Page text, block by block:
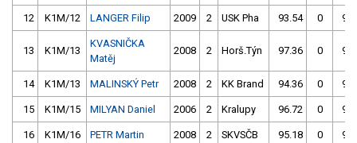
12 K1M/12 LANGER Filip 2009 2 USK Pha 93.54 0
13 K1M/13
KVASNIČKA
Matěj
2008 2 Horš.Týn 97.36 0
14 K1M/13 MALINSKÝ Petr 2008 2 KK Brand 94.36 0
15 K1M/15 MILYAN Daniel 2006 2 Kralupy 96.72 0
16 K1M/16 PETR Martin 2008 2 SKVSČB 95.18 0